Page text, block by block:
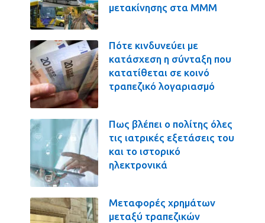
μετακίνησης στα ΜΜΜ
Πότε κινδυνεύει με
κατάσχεση η σύνταξη που
κατατίθεται σε κοινό
τραπεζικό λογαριασμό
Πως βλέπει ο πολίτης όλες
τις ιατρικές εξετάσεις του
και το ιστορικό
ηλεκτρονικά
Μεταφορές χρημάτων
μεταξύ τραπεζικών